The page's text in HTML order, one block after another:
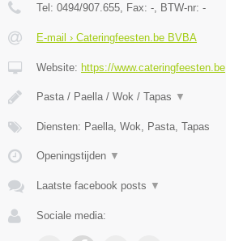
Tel: 0494/907.655 , Fax: - , BTW-nr: -
E-mail › Cateringfeesten.be BVBA
Website: https://www.cateringfeesten.be
Pasta / Paella / Wok / Tapas ▼
Diensten: Paella, Wok, Pasta, Tapas
Openingstijden ▼
Laatste facebook posts ▼
Sociale media: